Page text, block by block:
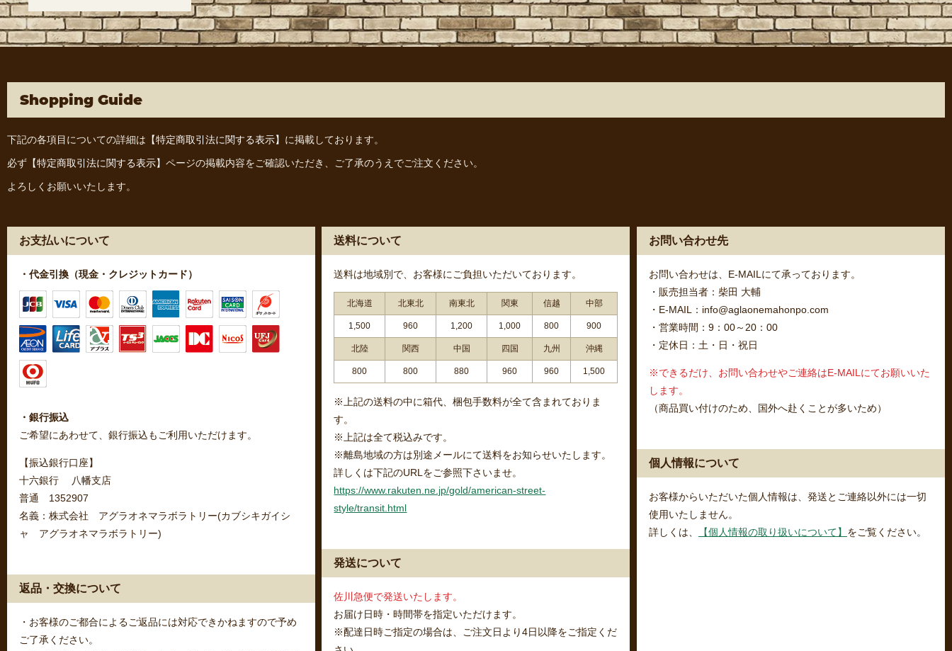
Shopping Guide
下記の各項目についての詳細は 【特定商取引法に関する表示】 に掲載しております。
必ず 【特定商取引法に関する表示】 ページの掲載内容をご確認いただき、ご了承のうえでご注文ください。
よろしくお願いいたします。
お支払いについて
・代金引換（現金・クレジットカード）
・銀行振込
ご希望にあわせて、銀行振込もご利用いただけます。
【振込銀行口座】
十六銀行 八幡支店
普通 1352907
名義：株式会社 アグラオネマラボラトリー(カブシキガイシ
ャ アグラオネマラボラトリー)
返品・交換について
・お客様のご都合によるご返品には対応できかねますので予め
ご了承ください。
送料について
送料は地域別で、お客様にご負担いただいております。
北海道 北東北 南東北 関東 信越 中部
1,500 960 1,200 1,000 800 900
北陸 関西 中国 四国 九州 沖縄
800 800 880 960 960 1,500
※上記の送料の中に箱代、梱包手数料が全て含まれておりま
す。
※上記は全て税込みです。
※離島地域の方は別途メールにて送料をお知らせいたします。
詳しくは下記のURLをご参照下さいませ。
https://www.rakuten.ne.jp/gold/american-street-
style/transit.html
発送について
佐川急便で発送いたします。
お届け日時・時間帯を指定いただけます。
※配達日時ご指定の場合は、ご注文日より4日以降をご指定くだ
お問い合わせ先
お問い合わせは、E-MAILにて承っております。
・販売担当者：柴田 大輔
・E-MAIL：info@aglaonemahonpo.com
・営業時間：9：00～20：00
・定休日：土・日・祝日
※できるだけ、お問い合わせやご連絡はE-MAILにてお願いいた
します。
（商品買い付けのため、国外へ赴くことが多いため）
個人情報について
お客様からいただいた個人情報は、発送とご連絡以外には一切
使用いたしません。
詳しくは、
【個人情報の取り扱いについて】 をご覧ください。